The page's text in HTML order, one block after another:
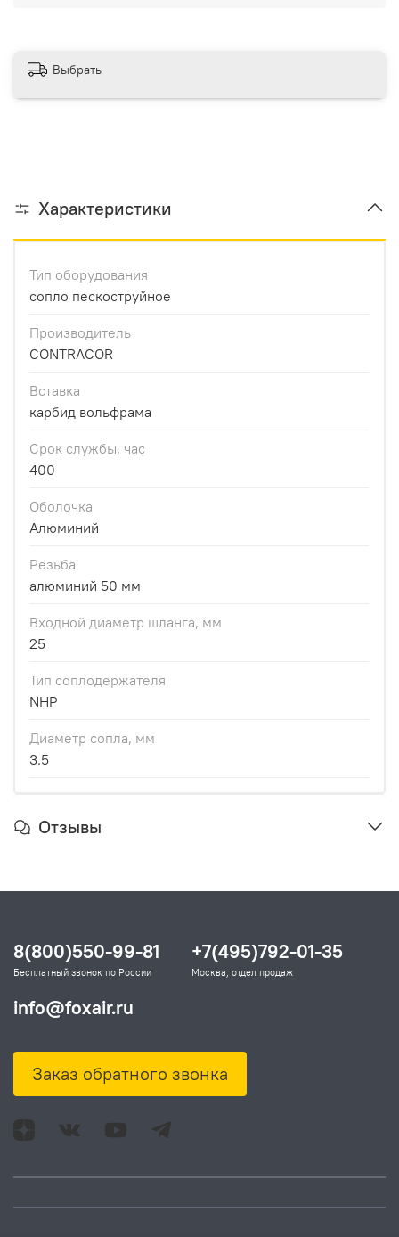
Выбрать
Характеристики
Тип оборудования
сопло пескоструйное
Производитель
CONTRACOR
Вставка
карбид вольфрама
Срок службы, час
400
Оболочка
Алюминий
Резьба
алюминий 50 мм
Входной диаметр шланга, мм
25
Тип соплодержателя
NHP
Диаметр сопла, мм
3.5
Отзывы
8(800)550-99-81
Бесплатный звонок по России
+7(495)792-01-35
Москва, отдел продаж
info@foxair.ru
Заказ обратного звонка